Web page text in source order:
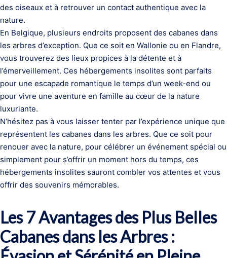
des oiseaux et à retrouver un contact authentique avec la
nature.
En Belgique, plusieurs endroits proposent des cabanes dans
les arbres d’exception. Que ce soit en Wallonie ou en Flandre,
vous trouverez des lieux propices à la détente et à
l’émerveillement. Ces hébergements insolites sont parfaits
pour une escapade romantique le temps d’un week-end ou
pour vivre une aventure en famille au cœur de la nature
luxuriante.
N’hésitez pas à vous laisser tenter par l’expérience unique que
représentent les cabanes dans les arbres. Que ce soit pour
renouer avec la nature, pour célébrer un événement spécial ou
simplement pour s’offrir un moment hors du temps, ces
hébergements insolites sauront combler vos attentes et vous
offrir des souvenirs mémorables.
Les 7 Avantages des Plus Belles
Cabanes dans les Arbres :